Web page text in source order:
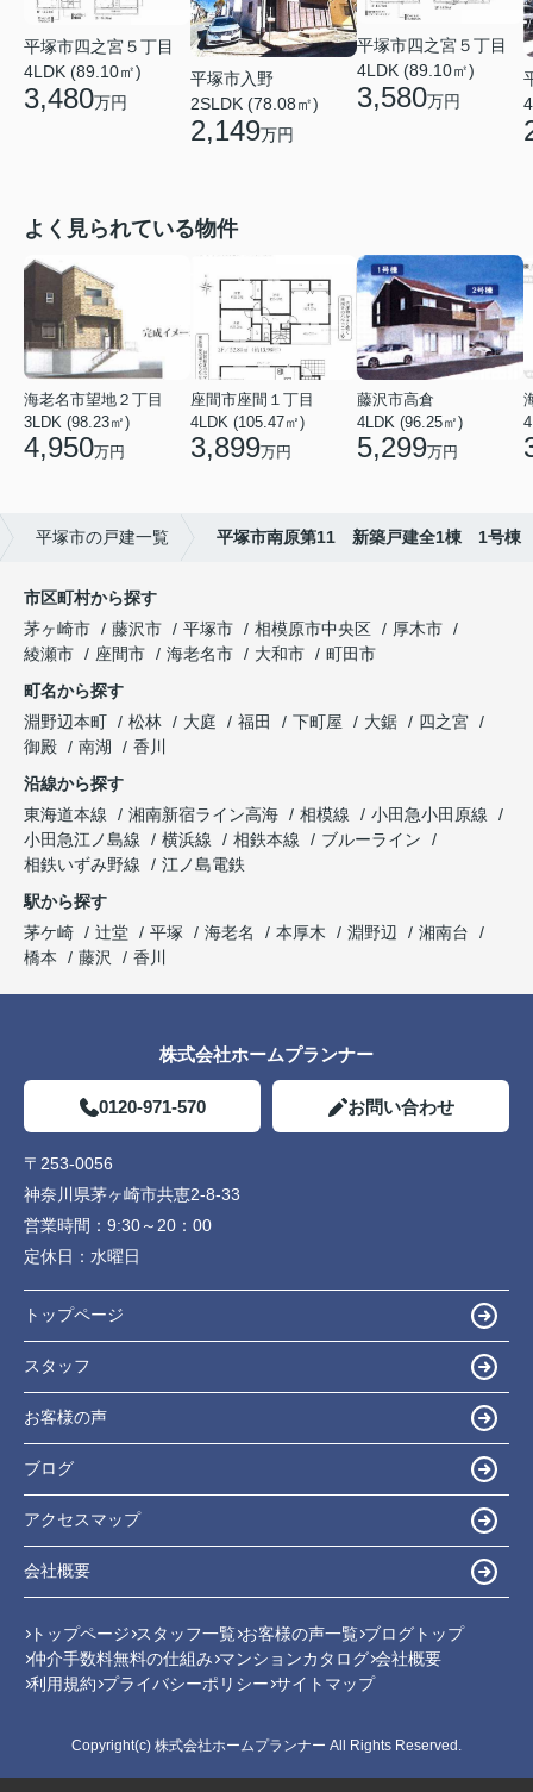
平塚市四之宮５丁目
4LDK (89.10㎡)
3,480万円
平塚市入野
2SLDK (78.08㎡)
2,149万円
平塚市四之宮５丁目
4LDK (89.10㎡)
3,580万円
よく見られている物件
海老名市望地２丁目
3LDK (98.23㎡)
4,950万円
座間市座間１丁目
4LDK (105.47㎡)
3,899万円
藤沢市高倉
4LDK (96.25㎡)
5,299万円
平塚市の戸建一覧 平塚市南原第11 新築戸建全1棟 1号棟
市区町村から探す
茅ヶ崎市
藤沢市 平塚市 相模原市中央区
厚木市
綾瀬市
座間市 海老名市 大和市
町田市
町名から探す
淵野辺本町
松林 大庭 福田 下町屋 大鋸
四之宮
御殿
南湖
香川
沿線から探す
東海道本線
湘南新宿ライン高海 相模線
小田急小田原線
小田急江ノ島線
横浜線 相鉄本線
ブルーライン
相鉄いずみ野線
江ノ島電鉄
駅から探す
茅ケ崎
辻堂 平塚 海老名 本厚木 淵野辺
湘南台
橋本
藤沢 香川
株式会社ホームプランナー
0120-971-570 お問い合わせ
〒253-0056
神奈川県茅ヶ崎市共恵2-8-33
営業時間： 9:30～20：00
定休日： 水曜日
トップページ
スタッフ
お客様の声
ブログ
アクセスマップ
会社概要
トップページ スタッフ一覧 お客様の声一覧 ブログトップ
仲介手数料無料の仕組み マンションカタログ 会社概要
利用規約 プライバシーポリシー サイトマップ
Copyright(c) 株式会社ホームプランナー All Rights Reserved.